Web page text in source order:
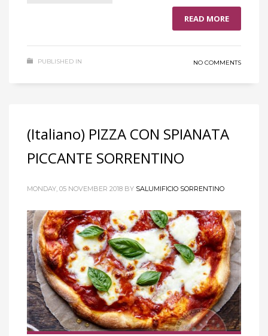
READ MORE
PUBLISHED IN NO COMMENTS
(Italiano) PIZZA CON SPIANATA
PICCANTE SORRENTINO
MONDAY, 05 NOVEMBER 2018 BY SALUMIFICIO SORRENTINO